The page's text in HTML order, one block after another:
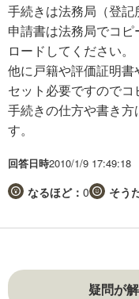
手続きは法務局（登記
申請書は法務局でコ
ロードしてください。
他に戸籍や評価証明
セット必要ですのでコ
手続きの仕方や書き方
す。
回答日時2010/1/9 17:49:18
なるほど： 0 そう
疑問が